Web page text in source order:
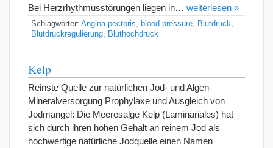
Bei Herzrhythmusstörungen liegen in… weiterlesen »
Schlagwörter: Angina pectoris blood pressure Blutdruck
Blutdruckregulierung
Bluthochdruck
Kelp
Reinste Quelle zur natürlichen Jod- und Algen-
Mineralversorgung Prophylaxe und Ausgleich von
Jodmangel: Die Meeresalge Kelp (Laminariales) hat
sich durch ihren hohen Gehalt an reinem Jod als
hochwertige natürliche Jodquelle einen Namen